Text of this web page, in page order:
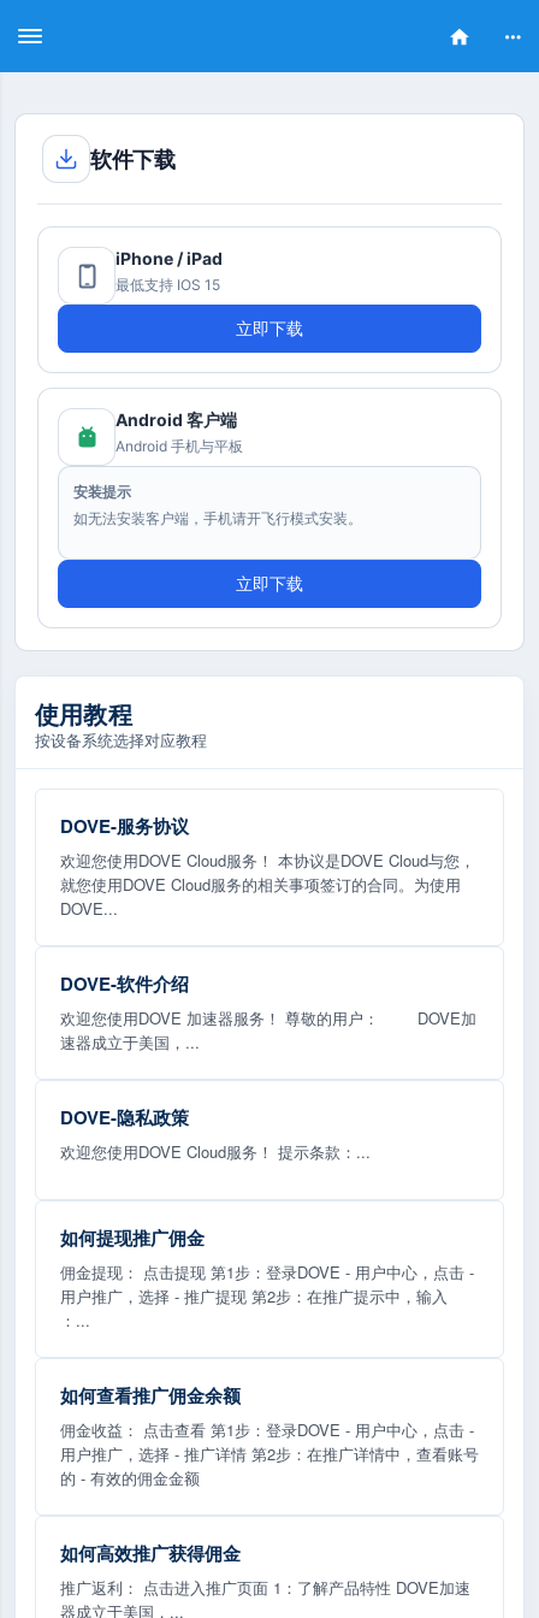
Toggle
Toggle
软件下载
iPhone / iPad
最低支持 IOS 15
立即下载
Android 客户端
Android 手机与平板
安装提示
如无法安装客户端，手机请开飞行模式安装。
立即下载
使用教程
按设备系统选择对应教程
DOVE-服务协议
欢迎您使用DOVE Cloud服务！ 本协议是DOVE Cloud与您，
就您使用DOVE Cloud服务的相关事项签订的合同。为使用
DOVE...
DOVE-软件介绍
欢迎您使用DOVE 加速器服务！ 尊敬的用户： DOVE加
速器成立于美国，...
DOVE-隐私政策
欢迎您使用DOVE Cloud服务！ 提示条款：...
如何提现推广佣金
佣金提现： 点击提现 第1步：登录DOVE - 用户中心，点击 -
用户推广，选择 - 推广提现 第2步：在推广提示中，输入
：...
如何查看推广佣金余额
佣金收益： 点击查看 第1步：登录DOVE - 用户中心，点击 -
用户推广，选择 - 推广详情 第2步：在推广详情中，查看账号
的 - 有效的佣金金额
如何高效推广获得佣金
推广返利： 点击进入推广页面 1：了解产品特性 DOVE加速
器成立于美国，...